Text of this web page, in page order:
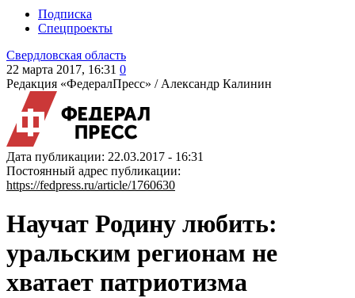
Подписка
Спецпроекты
Свердловская область
22 марта 2017, 16:31 0
Редакция «ФедералПресс» / Александр Калинин
Дата публикации: 22.03.2017 - 16:31
Постоянный адрес публикации:
https://fedpress.ru/article/1760630
Научат Родину любить:
уральским регионам не
хватает патриотизма